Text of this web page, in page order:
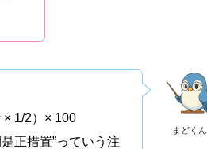
まどくん
× 1/2）× 100
正措置”っていう注